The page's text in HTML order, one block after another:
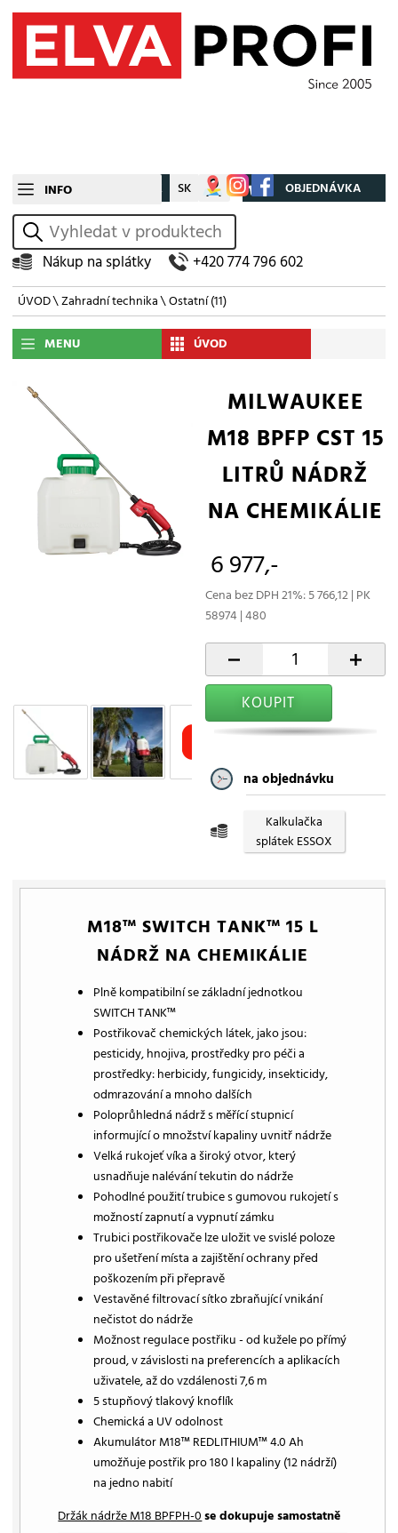
INFO CZ SK Můj účet OBJEDNÁVKA
vyhledat
Nákup na splátky +420 774 796 602
ÚVOD\Zahradní technika\Ostatní(11)
MENU ÚVOD
MILWAUKEE
M18 BPFP CST 15
LITRŮ NÁDRŽ
NA CHEMIKÁLIE
6 977,-
Cena bez DPH 21%: 5 766,12 | PK
58974 | 480
- +
KOUPIT
na objednávku
Kalkulačka
splátek ESSOX
M18™ SWITCH TANK™ 15 L
NÁDRŽ NA CHEMIKÁLIE
Plně kompatibilní se základní jednotkou
SWITCH TANK™
Postřikovač chemických látek, jako jsou:
pesticidy, hnojiva, prostředky pro péči a
prostředky: herbicidy, fungicidy, insekticidy,
odmrazování a mnoho dalších
Poloprůhledná nádrž s měřící stupnicí
informující o množství kapaliny uvnitř nádrže
Velká rukojeť víka a široký otvor, který
usnadňuje nalévání tekutin do nádrže
Pohodlné použití trubice s gumovou rukojetí s
možností zapnutí a vypnutí zámku
Trubici postřikovače lze uložit ve svislé poloze
pro ušetření místa a zajištění ochrany před
poškozením při přepravě
Vestavěné filtrovací sítko zbraňující vnikání
nečistot do nádrže
Možnost regulace postřiku - od kužele po přímý
proud, v závislosti na preferencích a aplikacích
uživatele, až do vzdálenosti 7,6 m
5 stupňový tlakový knoflík
Chemická a UV odolnost
Akumulátor M18™ REDLITHIUM™ 4.0 Ah
umožňuje postřik pro 180 l kapaliny (12 nádrží)
na jedno nabití
Držák nádrže M18 BPFPH-0se dokupuje samostatně